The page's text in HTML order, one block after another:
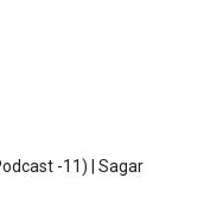
-11) | Sagar